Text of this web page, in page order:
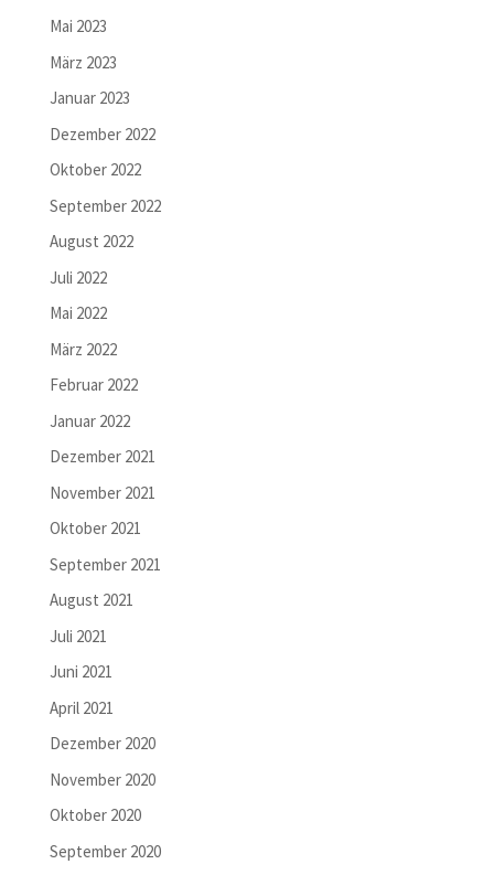
Mai 2023
März 2023
Januar 2023
Dezember 2022
Oktober 2022
September 2022
August 2022
Juli 2022
Mai 2022
März 2022
Februar 2022
Januar 2022
Dezember 2021
November 2021
Oktober 2021
September 2021
August 2021
Juli 2021
Juni 2021
April 2021
Dezember 2020
November 2020
Oktober 2020
September 2020